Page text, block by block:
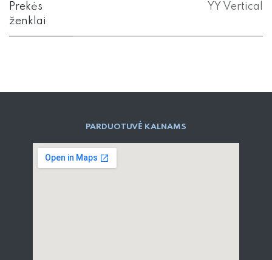
Prekės
ženklai
YY Vertical
PARD​UOTUVĖ​ KALNAMS